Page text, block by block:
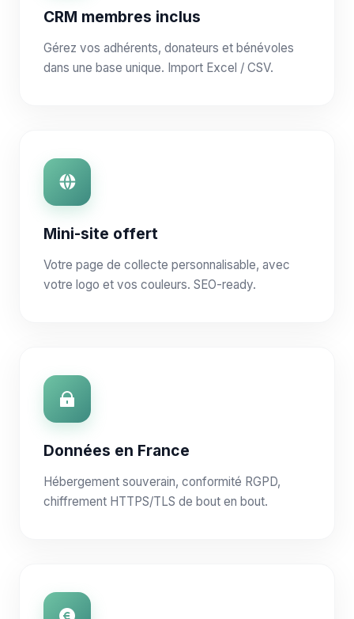
CRM membres inclus
Gérez vos adhérents, donateurs et bénévoles
dans une base unique. Import Excel / CSV.
Mini-site offert
Votre page de collecte personnalisable, avec
votre logo et vos couleurs. SEO-ready.
Données en France
Hébergement souverain, conformité RGPD,
chiffrement HTTPS/TLS de bout en bout.